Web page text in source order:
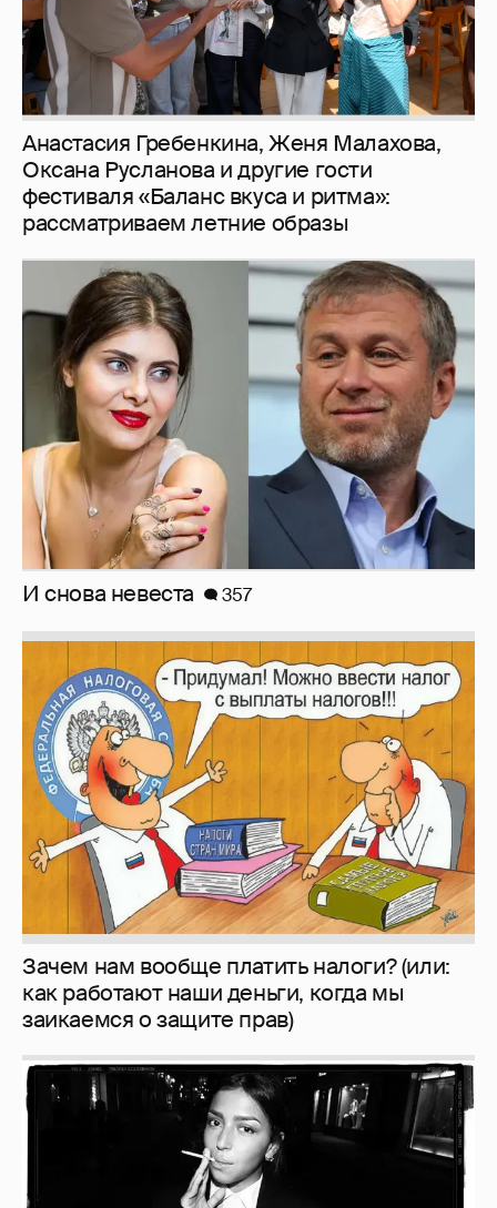
И снова невеста 357
Зачем нам вообще платить налоги? (или:
как работают наши деньги, когда мы
заикаемся о защите прав)
Рублёвские дочки 187